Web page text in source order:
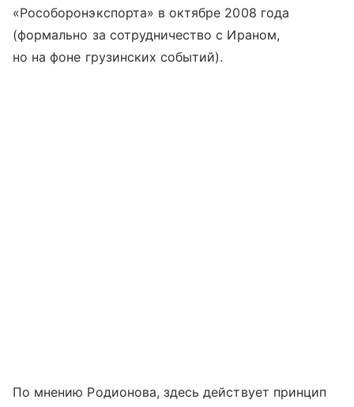
«Рособоронэкспорта» в октябре 2008 года
(формально за сотрудничество с Ираном,
но на фоне грузинских событий).
По мнению Родионова, здесь действует принцип